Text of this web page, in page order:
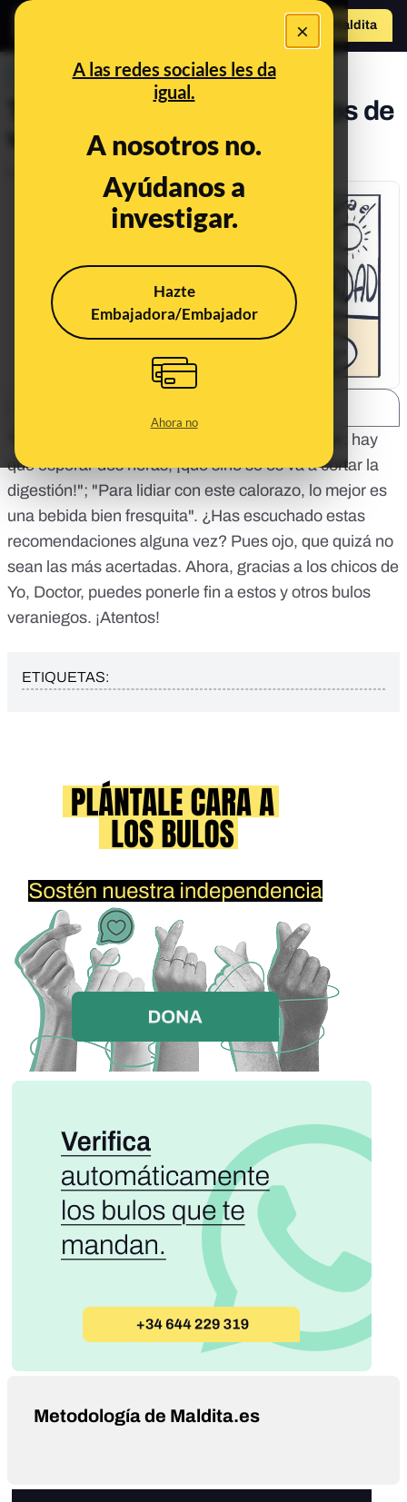
×
A las redes sociales les da
igual.
A nosotros no.
Ayúdanos a
investigar.
Hazte
Embajadora/Embajador
Ahora no
Hazte Maldita
PREBUNKING
Trucos para el verano ciertos de
verdad (por Yo, Doctor)
Jul 16, 2019, 8:02:10 AM
"Ñiña, niño, nada de piscina después de comer: hay
que esperar dos horas, ¡que sinose os va a cortar la
digestión!"; "Para lidiar con este calorazo, lo mejor es
una bebida bien fresquita". ¿Has escuchado estas
recomendaciones alguna vez? Pues ojo, que quizá no
sean las más acertadas. Ahora, gracias a los chicos de
Yo, Doctor, puedes ponerle fin a estos y otros bulos
veraniegos. ¡Atentos!
ETIQUETAS:
Metodología de Maldita.es